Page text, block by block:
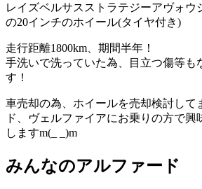
レイズベルサスストラテジーアヴォウ
の20インチのホイール(タイヤ付き)
走行距離1800km、期間半年！
手洗いで洗っていた為、目立つ傷等も
す！
車売却の為、ホイールを売却検討して
ド、ヴェルファイアにお乗りの方で興
しますm(_ _)m
みんなのアルファード